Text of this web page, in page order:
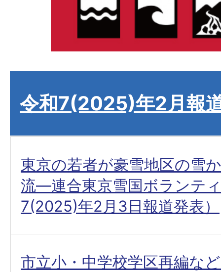
令和7(2025)年2月報
東京の若者が豪雪地区の雪
流―連合東京雪国ボランテ
7(2025)年2月3日報道発表）
市立小・中学校学区再編な